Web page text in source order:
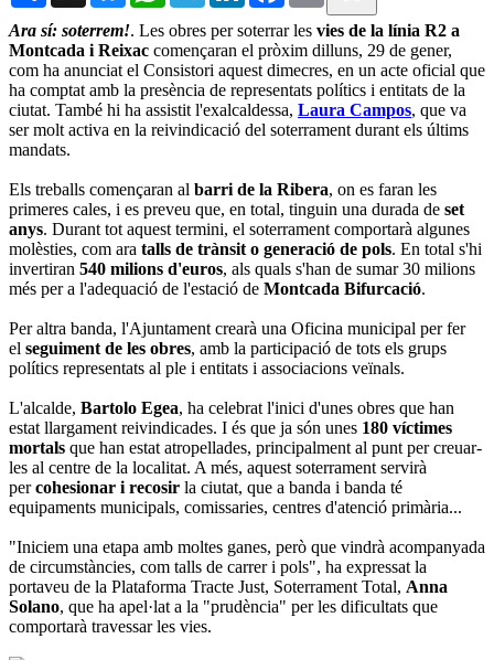
Ara sí: soterrem!. Les obres per soterrar les vies de la línia R2 a
Montcada i Reixac començaran el pròxim dilluns, 29 de gener,
com ha anunciat el Consistori aquest dimecres, en un acte oficial que
ha comptat amb la presència de representats polítics i entitats de la
ciutat. També hi ha assistit l'exalcaldessa, Laura Campos, que va
ser molt activa en la reivindicació del soterrament durant els últims
mandats.
Els treballs començaran al barri de la Ribera, on es faran les
primeres cales, i es preveu que, en total, tinguin una durada de set
anys. Durant tot aquest termini, el soterrament comportarà algunes
molèsties, com ara talls de trànsit o generació de pols. En total s'hi
invertiran 540 milions d'euros, als quals s'han de sumar 30 milions
més per a l'adequació de l'estació de Montcada Bifurcació.
Per altra banda, l'Ajuntament crearà una Oficina municipal per fer
el seguiment de les obres, amb la participació de tots els grups
polítics representats al ple i entitats i associacions veïnals.
L'alcalde, Bartolo Egea, ha celebrat l'inici d'unes obres que han
estat llargament reivindicades. I és que ja són unes 180 víctimes
mortals que han estat atropellades, principalment al punt per creuar-
les al centre de la localitat. A més, aquest soterrament servirà
percohesionar i recosir la ciutat, que a banda i banda té
equipaments municipals, comissaries, centres d'atenció primària...
"Iniciem una etapa amb moltes ganes, però que vindrà acompanyada
de circumstàncies, com talls de carrer i pols", ha expressat la
portaveu de la Plataforma Tracte Just, Soterrament Total, Anna
Solano, que ha apel·lat a la "prudència" per les dificultats que
comportarà travessar les vies.